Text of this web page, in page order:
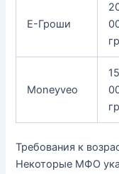
Е-Гроши
Moneyveo
15
Требования к
Некоторые МФО